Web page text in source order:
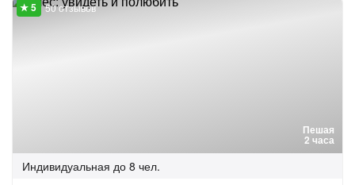
Пешая
2 часа
50 отзывов
Индивидуальная до 8 чел.